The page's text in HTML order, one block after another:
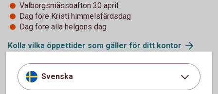
Valborgsmässoafton 30 april
Dag före Kristi himmelsfärdsdag
Dag före alla helgons dag
Kolla vilka öppettider som gäller för ditt kontor
Svenska